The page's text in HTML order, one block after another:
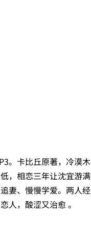
。卡比丘原著，冷漠木
，相恋三年让沈宜游满
妻、慢慢学爱。两人经
人，酸涩又治愈 。